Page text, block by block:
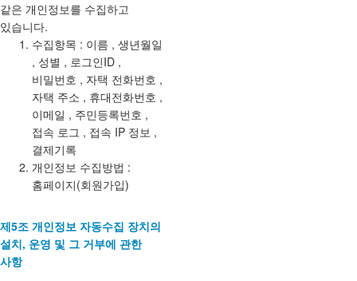
같은 개인정보를 수집하고
있습니다.
수집항목 : 이름 , 생년월일
, 성별 , 로그인ID ,
비밀번호 , 자택 전화번호 ,
자택 주소 , 휴대전화번호 ,
이메일 , 주민등록번호 ,
접속 로그 , 접속 IP 정보 ,
결제기록
개인정보 수집방법 :
홈페이지(회원가입)
제5조 개인정보 자동수집 장치의
설치, 운영 및 그 거부에 관한
사항